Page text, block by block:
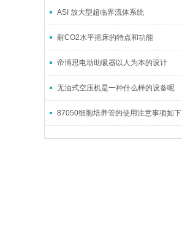
ASI 放大型超临界流体系统
耐CO2水平摇床的特点和功能
帝博思电动助吸器以人为本的设计
无油式空压机是一种什么样的设备呢
87050细胞培养管的使用注意事项如下